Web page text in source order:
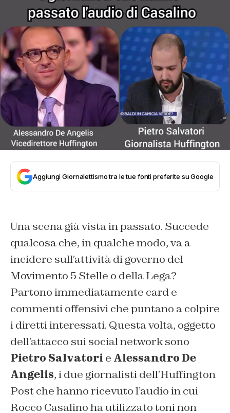
Aggiungi Giornalettismo tra le tue fonti preferite su Google
Una scena già vista in passato. Succede
qualcosa che, in qualche modo, va a
incidere sull’attività di governo del
Movimento 5 Stelle o della Lega?
Partono immediatamente card e
commenti offensivi che puntano a colpire
i diretti interessati. Questa volta, oggetto
dell’attacco sui social network sono
Pietro Salvatori e Alessandro De
Angelis, i due giornalisti dell’Huffington
Post che hanno ricevuto l’audio in cui
Rocco Casalino ha utilizzato toni non